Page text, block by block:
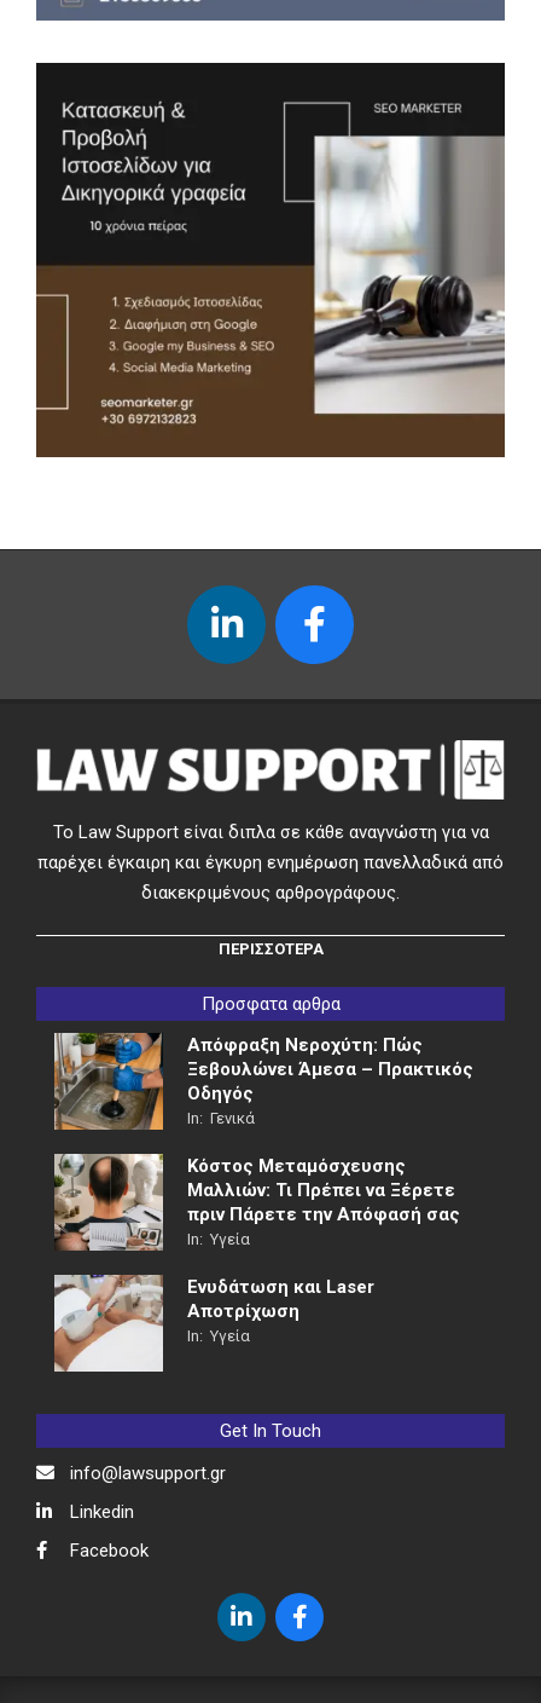
Το Law Support είναι διπλα σε κάθε αναγνώστη για να
παρέχει έγκαιρη και έγκυρη ενημέρωση πανελλαδικά από
διακεκριμένους αρθρογράφους.
ΠΕΡΙΣΣΟΤΕΡΑ
Προσφατα αρθρα
Απόφραξη Νεροχύτη: Πώς
Ξεβουλώνει Άμεσα – Πρακτικός
Οδηγός
In: Γενικά
Κόστος Μεταμόσχευσης
Μαλλιών: Τι Πρέπει να Ξέρετε
πριν Πάρετε την Απόφασή σας
In: Υγεία
Ενυδάτωση και Laser
Αποτρίχωση
In: Υγεία
Get In Touch
info@lawsupport.gr
Linkedin
Facebook